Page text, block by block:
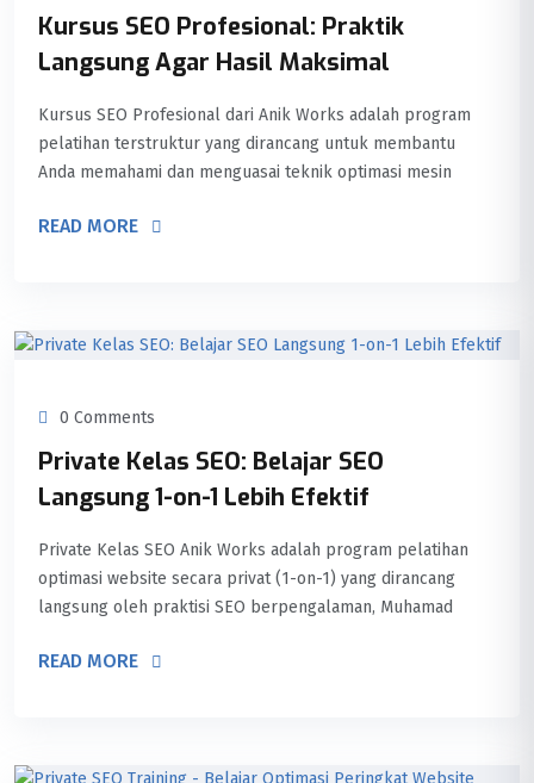
Kursus SEO Profesional: Praktik
Langsung Agar Hasil Maksimal
Kursus SEO Profesional dari Anik Works adalah program
pelatihan terstruktur yang dirancang untuk membantu
Anda memahami dan menguasai teknik optimasi mesin
READ MORE
0 Comments
Private Kelas SEO: Belajar SEO
Langsung 1-on-1 Lebih Efektif
Private Kelas SEO Anik Works adalah program pelatihan
optimasi website secara privat (1-on-1) yang dirancang
langsung oleh praktisi SEO berpengalaman, Muhamad
READ MORE